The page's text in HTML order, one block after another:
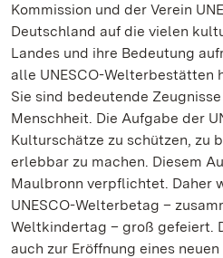
Kommission und der Verein
Deutschland auf die vielen
Landes und ihre Bedeutung
alle UNESCO-Welterbestätten
Sie sind bedeutende
Menschheit. Die Aufgabe der
Kulturschätze zu schützen, zu
erlebbar zu machen. Diesem
Maulbronn verpflichtet. Daher
UNESCO-Welterbetag –
Weltkindertag – groß gefeiert.
auch zur Eröffnung eines